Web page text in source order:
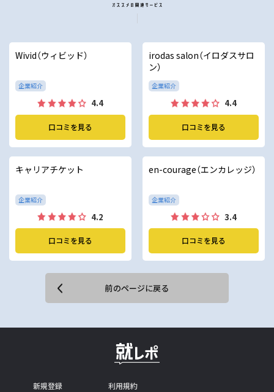
Wivid（ウィビッド）
企業紹介
4.4
口コミを見る
irodas salon（イロダスサロ
ン）
企業紹介
4.4
口コミを見る
キャリアチケット
企業紹介
4.2
口コミを見る
en-courage（エンカレッジ）
企業紹介
3.4
口コミを見る
前のページに戻る
新規登録 利用規約